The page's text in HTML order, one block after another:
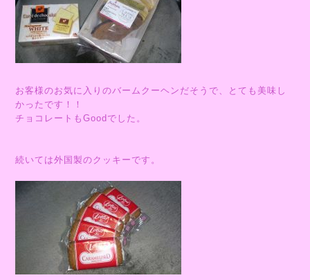
お客様のお気に入りのバームクーヘンだそうで、とても美味し
かったです！！
チョコレートもGoodでした。
続いては外国製のクッキーです。